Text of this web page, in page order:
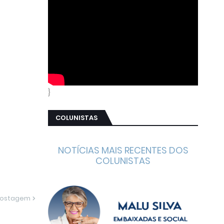
}
COLUNISTAS
NOTÍCIAS MAIS RECENTES DOS
COLUNISTAS